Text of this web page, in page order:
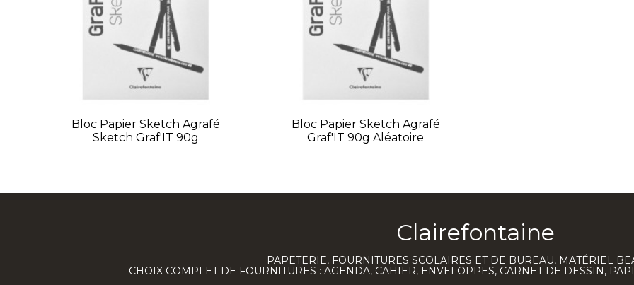
Bloc Papier Sketch Agrafé
Sketch Graf'IT 90g
Bloc Papier Sketch Agrafé
Graf'IT 90g Aléatoire
Clairefontaine
PAPETERIE, FOURNITURES SCOLAIRES ET DE BUREAU, MATÉRIEL
CHOIX COMPLET DE FOURNITURES : AGENDA, CAHIER, ENVELOPPES, CARNET DE DESSIN,